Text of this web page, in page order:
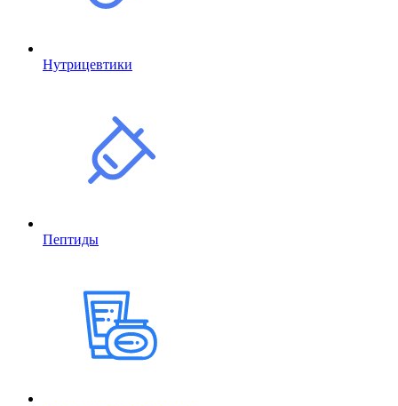
Нутрицевтики
Пептиды